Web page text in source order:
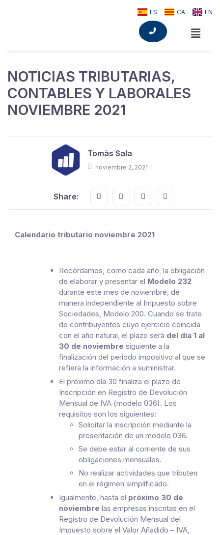
ES CA EN
NOTICIAS TRIBUTARIAS,
CONTABLES Y LABORALES
NOVIEMBRE 2021
Tomàs Sala
noviembre 2, 2021
Share: Share this on FaceBook
Share this on Twitter
Share this on GMail
Share this on
Calendario tributario noviembre 2021
Recordamos, como cada año, la obligación
de elaborar y presentar el Modelo 232
durante este mes de noviembre, de
manera independiente al Impuesto sobre
Sociedades, Modelo 200. Cuando se trate
de contribuyentes cuyo ejercicio coincida
con el año natural, el plazo será del día 1 al
30 de noviembre siguiente a la
finalización del periodo impositivo al que se
refiera la información a suministrar.
El próximo día 30 finaliza el plazo de
Inscripción en Registro de Devolución
Mensual de IVA (modelo 036). Los
requisitos son los siguientes:
Solicitar la inscripción mediante la
presentación de un modelo 036.
Se debe estar al corriente de sus
obligaciones mensuales.
No realizar actividades que tributen
en el régimen simplificado.
Igualmente, hasta el próximo 30 de
noviembre las empresas inscritas en el
Registro de Devolución Mensual del
Impuesto sobre el Valor Añadido – IVA,